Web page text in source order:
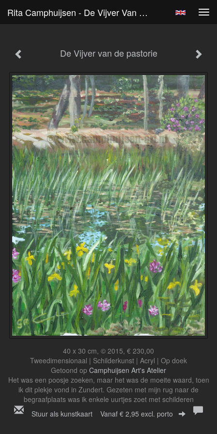
Rita Camphuijsen - De Vijver Van De Pastorie
De Vijver van de pastorie
40 x 30 cm, © 2015, € 230,00
Tweedimensionaal | Schilderkunst | Acryl | Op doek
Getoond op Camphuijsen Art's Atelier
Het was een poosje zoeken, maar het was de moeite waard, toen
ik dit plekje vond in Zundert. Gezeten met mijn rug naar de
begraafplaats was ik enkele uurtjes zoet met schilderen
Stuur als kunstkaart Vanaf € 2,95 excl. porto